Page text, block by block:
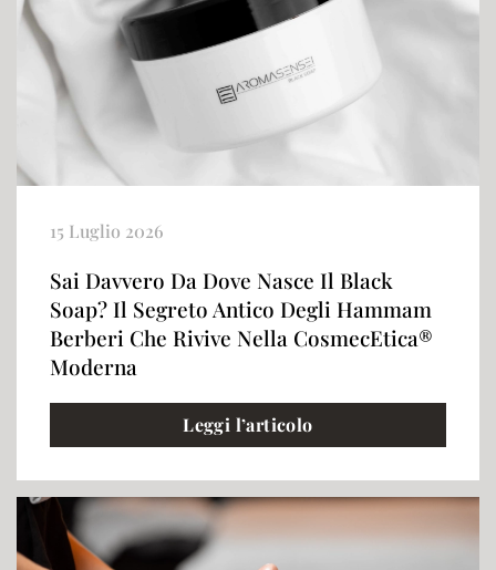
15 Luglio 2026
Sai Davvero Da Dove Nasce Il Black
Soap? Il Segreto Antico Degli Hammam
Berberi Che Rivive Nella CosmecEtica®
Moderna
Leggi l’articolo